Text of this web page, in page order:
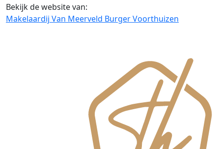
Bekijk de website van:
Makelaardij Van Meerveld Burger Voorthuizen